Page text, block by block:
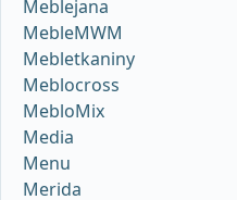
Meblejana
MebleMWM
Mebletkaniny
Meblocross
MebloMix
Media
Menu
Merida